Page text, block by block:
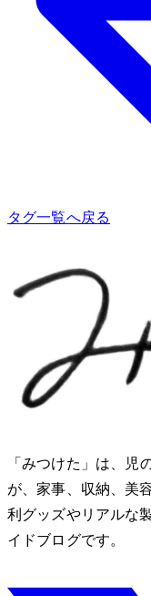
タグ一覧へ戻る
「みつけた」は、2児
が、家事、収納、美
利グッズやリアルな
イドブログです。